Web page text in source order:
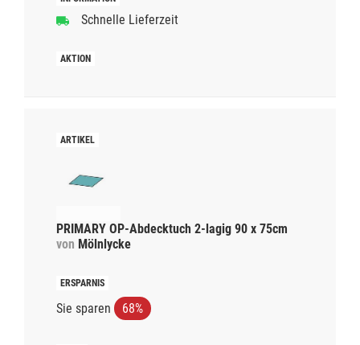
Schnelle Lieferzeit
PRIMARY OP-Abdecktuch 2-lagig 90 x 75cm
von Mölnlycke
Sie sparen 68%